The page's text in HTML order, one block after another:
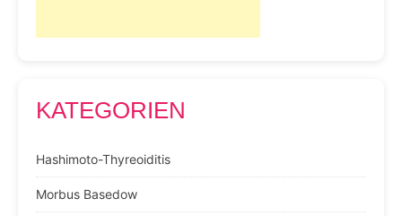
KATEGORIEN
Hashimoto-Thyreoiditis
Morbus Basedow